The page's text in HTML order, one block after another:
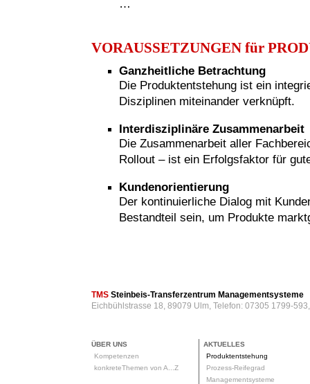
VORAUSSETZUNGEN für
Ganzheitliche Betrachtung
Die Produktentstehung ist ein
Disziplinen miteinander verknüpft.
Interdisziplinäre Zusammenarbeit
Die Zusammenarbeit aller
Rollout – ist ein Erfolgsfaktor für
Kundenorientierung
Der kontinuierliche Dialog mit
Bestandteil sein, um Produkte
TMS Steinbeis-Transferzentrum Managementsysteme
Eichbühlstrasse 18, 89079 Ulm, Telefon: 07305 1799-
ÜBER UNS
Kompetenzen
konkreteThemen von A...Z
AKTUELLES
Produktentstehung
Prozess-Reifegrad
Managementsysteme